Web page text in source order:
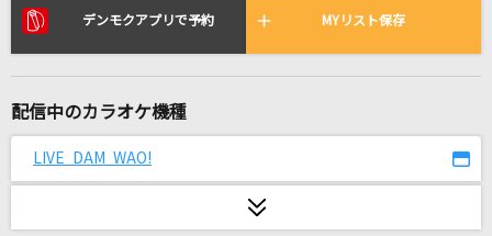
リアルタイムで歌われている曲の一覧
イエス
Love me,Love you
デンモクアプリで予約 MYリスト保存
配信中のカラオケ機種
LIVE DAM WAO!